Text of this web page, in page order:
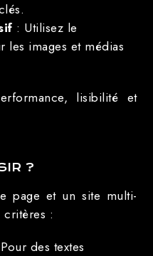
: Utilisez le
les images et médias
lisibilité et
?
page et un site multi-
critères :
des textes